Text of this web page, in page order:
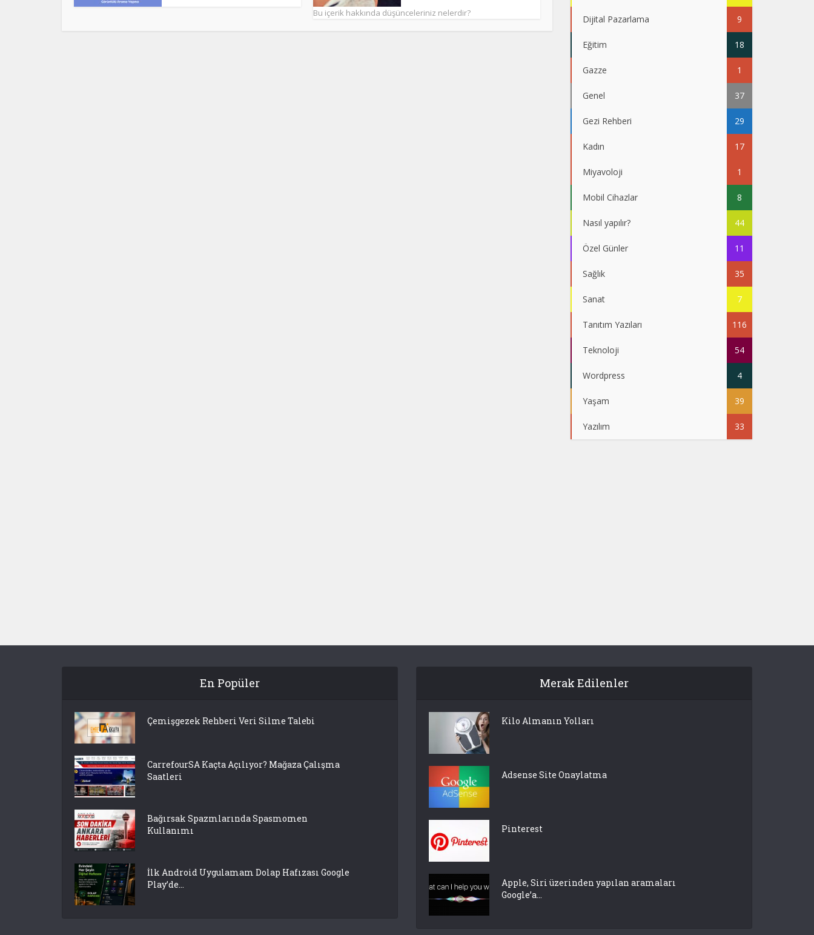
Bu içerik hakkında düşünceleriniz nelerdir?
Dijital Pazarlama 9
Eğitim 18
Gazze 1
Genel 37
Gezi Rehberi 29
Kadın 17
Miyavoloji 1
Mobil Cihazlar 8
Nasıl yapılır? 44
Özel Günler 11
Sağlık 35
Sanat 7
Tanıtım Yazıları 116
Teknoloji 54
Wordpress 4
Yaşam 39
Yazılım 33
En Popüler
Çemişgezek Rehberi Veri Silme Talebi
CarrefourSA Kaçta Açılıyor? Mağaza Çalışma
Saatleri
Bağırsak Spazmlarında Spasmomen
Kullanımı
İlk Android Uygulamam Dolap Hafızası Google
Play’de...
Merak Edilenler
Kilo Almanın Yolları
Adsense Site Onaylatma
Pinterest
Apple, Siri üzerinden yapılan aramaları
Google’a...